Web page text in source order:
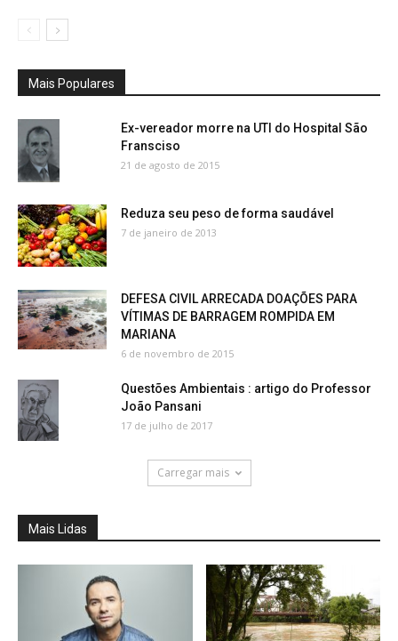
Mais Populares
Ex-vereador morre na UTI do Hospital São
Fransciso
21 de agosto de 2015
Reduza seu peso de forma saudável
7 de janeiro de 2013
DEFESA CIVIL ARRECADA DOAÇÕES PARA
VÍTIMAS DE BARRAGEM ROMPIDA EM
MARIANA
6 de novembro de 2015
Questões Ambientais : artigo do Professor
João Pansani
17 de julho de 2017
Carregar mais
Mais Lidas